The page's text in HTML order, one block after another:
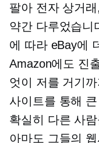
팔아 전자 상거래,
약간 다루었습니
에 따라 eBay에
Amazon에도 진
엇이 저를 거기
사이트를 통해
확실히 다른 사
아마도 그들의